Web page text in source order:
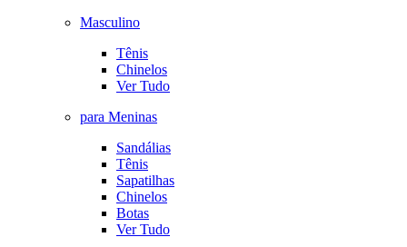
Masculino
Tênis
Chinelos
Ver Tudo
para Meninas
Sandálias
Tênis
Sapatilhas
Chinelos
Botas
Ver Tudo